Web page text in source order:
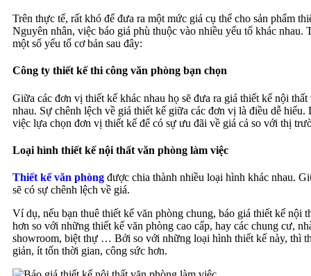
Trên thực tế, rất khó để đưa ra một mức giá cụ thể cho sản phẩm
Nguyên nhân, việc báo giá phù thuộc vào nhiều yếu tố khác nhau.
một số yếu tố cơ bản sau đây:
Công ty thiết kế thi công văn phòng bạn chọn
Giữa các đơn vị thiết kế khác nhau họ sẽ đưa ra giá thiết kế nội
nhau. Sự chênh lệch về giá thiết kế giữa các đơn vị là điều dễ hiểu.
việc lựa chọn đơn vị thiết kế để có sự ưu đãi về giá cả so với thị
Loại hình thiết kế nội thất văn phòng làm việc
Thiết kế văn phòng được chia thành nhiều loại hình khác nhau.
sẽ có sự chênh lệch về giá.
Ví dụ, nếu bạn thuê thiết kế văn phòng chung, báo giá thiết kế nội
hơn so với những thiết kế văn phòng cao cấp, hay các chung cư,
showroom, biệt thự … Bởi so với những loại hình thiết kế này, thì
giản, ít tốn thời gian, công sức hơn.